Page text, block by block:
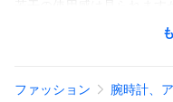
問題なくお使いいただけま
いております商品も含め、
ファッション
腕時計、